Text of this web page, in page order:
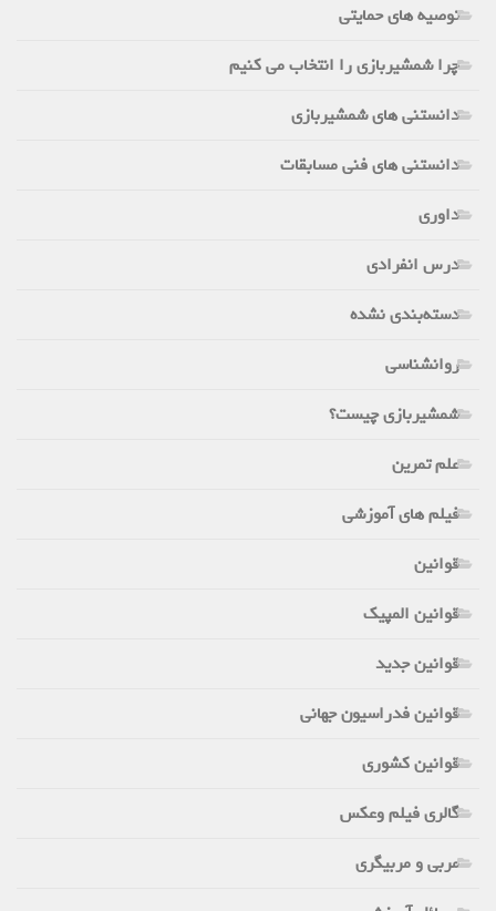
توصیه های حمایتی
چرا شمشیربازی را انتخاب می کنیم
دانستنی های شمشیربازی
دانستنی های فنی مسابقات
داوری
درس انفرادی
دسته‌بندی نشده
روانشناسی
شمشیربازی چیست؟
علم تمرین
فیلم های آموزشی
قوانین
قوانین المپیک
قوانین جدید
قوانین فدراسیون جهانی
قوانین کشوری
گالری فیلم وعکس
مربی و مربیگری